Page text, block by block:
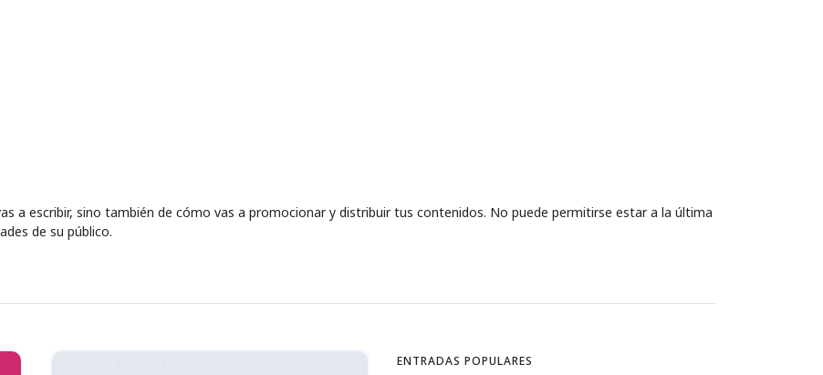
a escribir, sino también de cómo vas a promocionar y distribuir tus contenidos. No puede permitirse estar a la última
de su público.
ENTRADAS POPULARES